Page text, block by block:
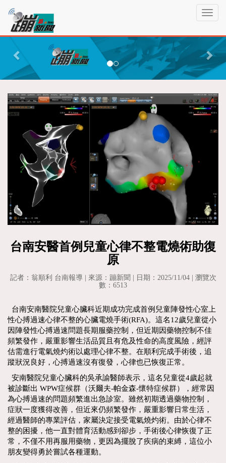
T
g
l
e
v
i
蹦
新
聞P
r
v
i
o
N
e
x
t
台南安醫首例兒童心律不整電燒術助復
原
記者：翁順利 台南報導 | 來源：蹦新聞 | 日期：2025/11/04 | 瀏覽次
數：6513
台南安南醫院兒童心臟科近期成功完成首例兒童陣發性心室上
性心搏過速心律不整的心臟電燒手術(RFA)。這名12歲兒童從小
因陣發性心搏過速問題長期服藥控制，但近期因藥物控制不佳
頻繁發作，嚴重影響生活品質且有危及性命的高度風險，經評
估需進行電氣燒灼術以處理心律不整。在順利完成手術後，追
蹤狀況良好，心搏過速沒有復發，心律也已恢復正常。
安南醫院兒童心臟科的吳承諭醫師表示，這名兒童從4歲起就
被診斷出 WPW症候群（沃爾夫-帕金森-懷特症候群），經常因
為心搏過速的問題頻繁進出急診室。雖然初期透過藥物控制，
症狀一度獲得改善，但近來仍頻繁發作，嚴重影響日常生活，
經過醫師的專業評估，家屬決定接受電氣燒灼術。由於心律不
整的困擾，他一直對體育活動感到卻步，手術後心律恢復了正
常，不僅不用再服用藥物，更因為擺脫了疾病的束縛，這位小
朋友變得勇於嘗試各種運動。